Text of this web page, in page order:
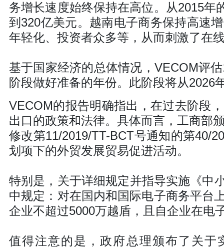
务增长速度始终保持在高位。从2015年
到320亿美元。越南电子商务保持高速
年轻化、投资者众多等，从而刺激了在
基于国家经济的总体情况，VECOM评
阶段做好准备的年份。此阶段将从2026
VECOM的报告明确指出，在过去阶段
出口的政策和法律。具体而言，工商部
修改第11/2019/TT-BCT号通知的第40/
划项下的外贸发展贸易促进活动。
特别是，关于详细规定并指导实施《中
中规定：对在国内和国际电子商务平台
企业不超过5000万越盾，且自企业在电
值得注意的是，政府总理颁布了关于